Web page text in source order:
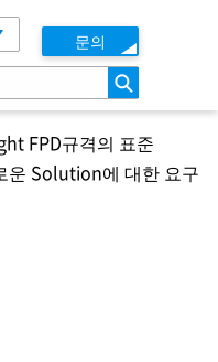
문의
검색
FPD규격의 표준
운 Solution에 대한 요구